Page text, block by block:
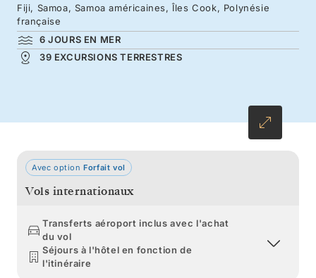
émeraude, avant de conclure votre voyage dans
les îles de la Société, à Bora Bora, où lagons,
récifs tropicaux et pics escarpés incarnent le
Fiji, Samoa, Samoa américaines, Îles Cook, Polynésie
française
6 JOURS EN MER
39 EXCURSIONS TERRESTRES
Avec option Forfait vol
Vols internationaux
Transferts aéroport inclus avec l'achat
du vol
Séjours à l'hôtel en fonction de
l'itinéraire